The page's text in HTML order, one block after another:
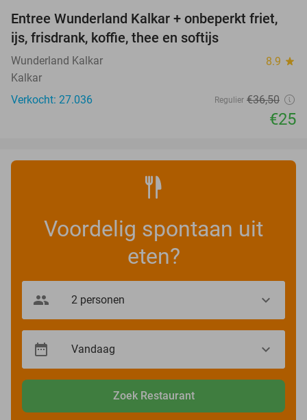
32%
Entree Wunderland Kalkar + onbeperkt friet,
ijs, frisdrank, koffie, thee en softijs
Wunderland Kalkar 8.9 star
Kalkar
Verkocht: 27.036
Regulier €36,50
€25
Voordelig spontaan uit
eten?
Zoek Restaurant